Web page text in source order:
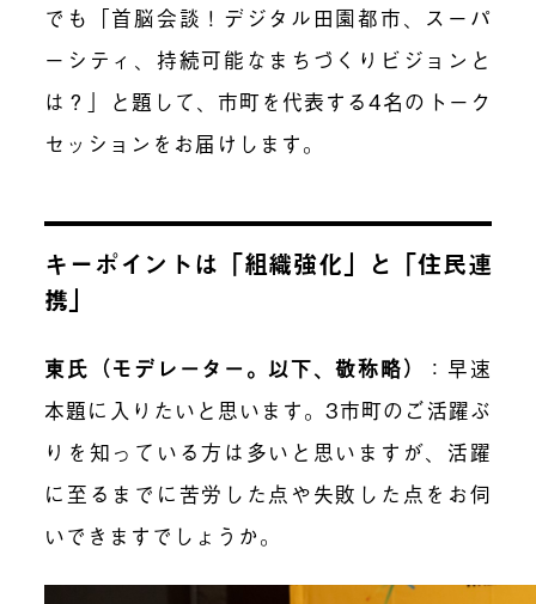
でも 「首脳会談！デジタル田園都市、スーパ
ーシティ、持続可能なまちづくりビジョンと
は？」と題して、市町を代表する4名のトーク
セッションをお届けします。
キーポイントは「組織強化」と「住民連
携」
東氏（モデレーター。以下、敬称略）
：早速
本題に入りたいと思います。3市町のご活躍ぶ
りを知っている方は多いと思いますが、活躍
に至るまでに苦労した点や失敗した点をお伺
いできますでしょうか。